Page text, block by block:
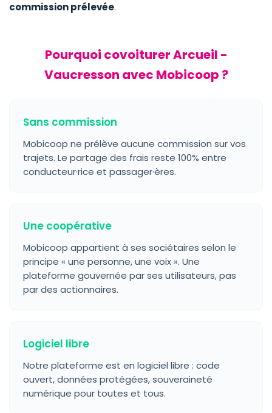
commission prélevée.
Pourquoi covoiturer Arcueil -
Vaucresson avec Mobicoop ?
Sans commission
Mobicoop ne prélève aucune commission sur vos
trajets. Le partage des frais reste 100% entre
conducteur·rice et passager·ères.
Une coopérative
Mobicoop appartient à ses sociétaires selon le
principe « une personne, une voix ». Une
plateforme gouvernée par ses utilisateurs, pas
par des actionnaires.
Logiciel libre
Notre plateforme est en logiciel libre : code
ouvert, données protégées, souveraineté
numérique pour toutes et tous.